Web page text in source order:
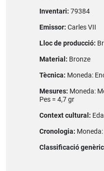
Inventari: 79384
Emissor: Carles VII
Lloc de producció:
Material: Bronze
Tècnica: Moneda:
Mesures: Moneda:
Pes = 4,7 gr
Context cultural:
Cronologia:
Classificació